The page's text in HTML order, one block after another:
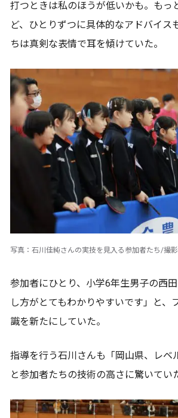
打つときは私のほうが低いかも。もっ
ど、ひとりずつに具体的なアドバイス
ちは真剣な表情で耳を傾けていた。
写真：石川佳純さんの実技を見入る参加者たち/撮
参加者にひとり、小学6年生男子の西
し方がとてもわかりやすいです」と、
識を新たにしていた。
指導を行う石川さんも「岡山県、レベ
と参加者たちの技術の高さに驚いてい